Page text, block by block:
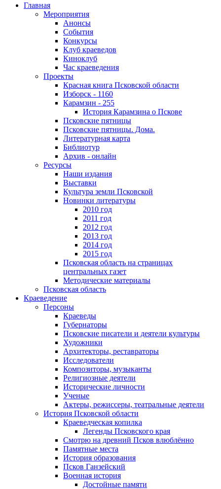
Главная
Мероприятия
Анонсы
События
Конкурсы
Клуб краеведов
Киноклуб
Час краеведения
Проекты
Красная книга Псковской области
Изборск - 1160
Карамзин - 255
История Карамзина о Пскове
Псковские пятницы
Псковские пятницы. Дома.
Литературная карта
Библиотур
Архив - онлайн
Ресурсы
Наши издания
Выставки
Культура земли Псковской
Новинки литературы
2010 год
2011 год
2012 год
2013 год
2014 год
2015 год
Псковская область на страницах
центральных газет
Методические материалы
Псковская область
Краеведение
Персоны
Краеведы
Губернаторы
Псковские писатели и деятели культуры
Художники
Архитекторы, реставраторы
Исследователи
Композиторы, музыканты
Религиозные деятели
Исторические личности
Ученые
Актеры, режиссеры, театральные деятели
История Псковской области
Краеведческая копилка
Легенды Псковского края
Смотрю на древний Псков влюблённо
Памятные места
История образования
Псков Ганзейский
Военная история
Достойные памяти